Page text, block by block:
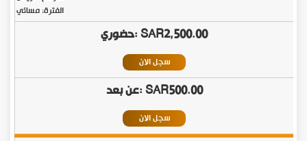
الفترة: مسائي
SAR2,500.00
سجل الان
SAR500.00
سجل الان